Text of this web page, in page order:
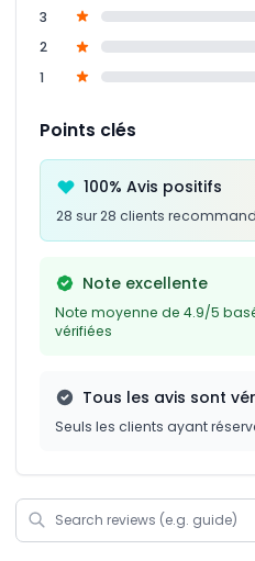
3
2
1
Points clés
100% Avis positifs
28 sur 28 clients
Note excellente
Note moyenne de 4.9/5
vérifiées
Tous les avis sont
Seuls les clients ayant